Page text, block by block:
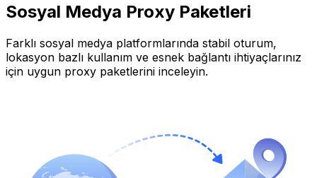
Sosyal Medya Proxy Paketleri
Farklı sosyal medya platformlarında stabil oturum,
lokasyon bazlı kullanım ve esnek bağlantı ihtiyaçlarınız
için uygun proxy paketlerini inceleyin.